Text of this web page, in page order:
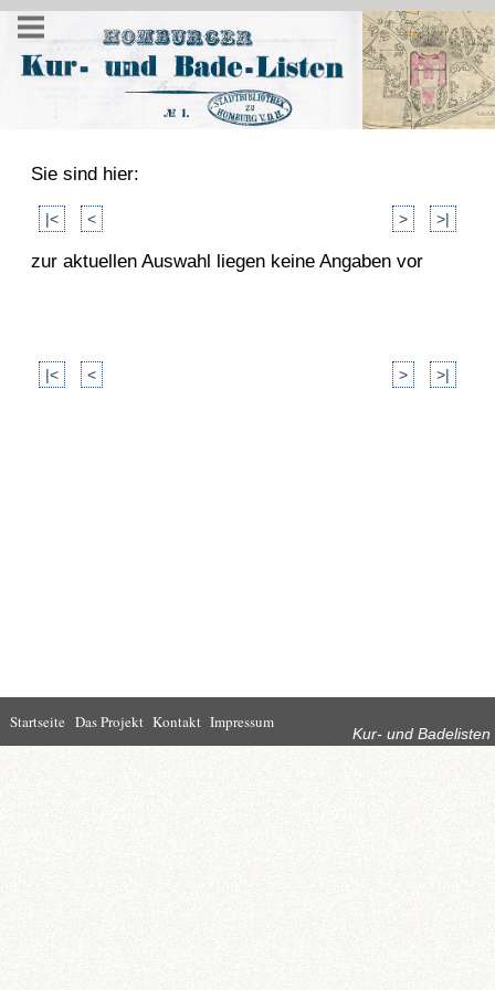
Sie sind hier:
|< < > >|
zur aktuellen Auswahl liegen keine Angaben vor
|< < > >|
Startseite
Leben in Bad
Homburg
Rathaus
Kultur Wirtschaft
Kur und
Tourismus
Kur- und Badelisten
Startseite Das Projekt Kontakt Impressum